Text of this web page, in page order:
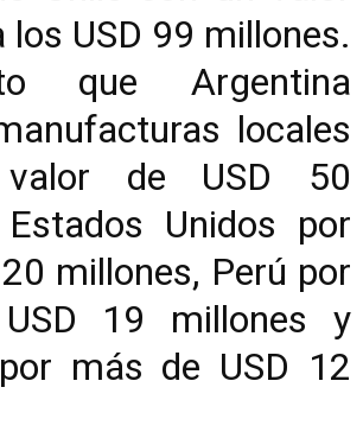
los USD 99 millones.
que Argentina
locales
de USD 50
Unidos por
millones, Perú por
19 millones y
más de USD 12